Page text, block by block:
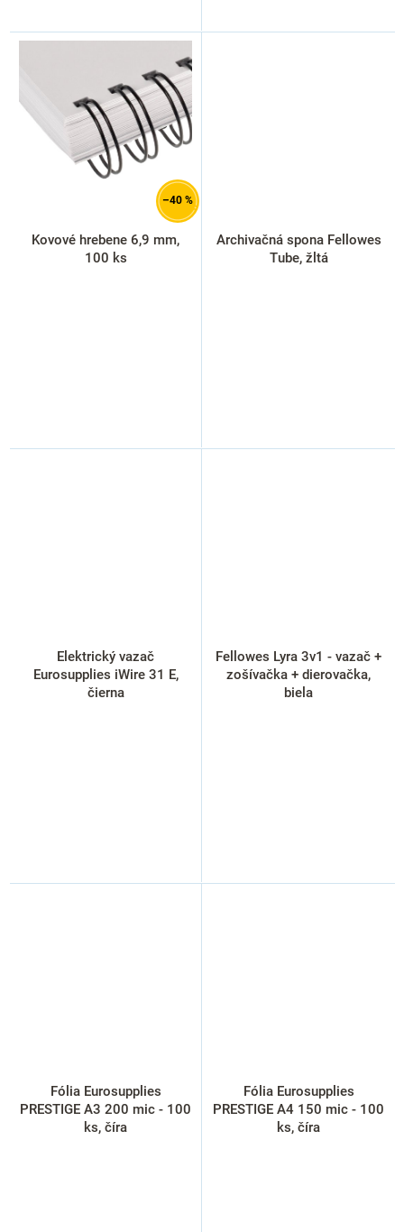
–40 %
Kovové hrebene 6,9 mm,
100 ks
Archivačná spona Fellowes
Tube, žltá
Elektrický vazač
Eurosupplies iWire 31 E,
čierna
Fellowes Lyra 3v1 - vazač +
zošívačka + dierovačka,
biela
Fólia Eurosupplies
PRESTIGE A3 200 mic - 100
ks, číra
Fólia Eurosupplies
PRESTIGE A4 150 mic - 100
ks, číra